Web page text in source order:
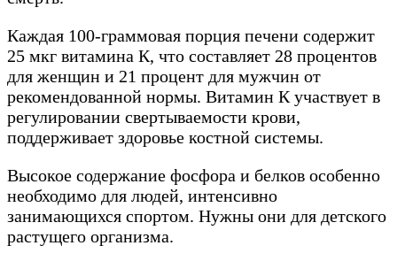
Каждая 100-граммовая порция печени содержит
25 мкг витамина К, что составляет 28 процентов
для женщин и 21 процент для мужчин от
рекомендованной нормы. Витамин К участвует в
регулировании свертываемости крови,
поддерживает здоровье костной системы.
Высокое содержание фосфора и белков особенно
необходимо для людей, интенсивно
занимающихся спортом. Нужны они для детского
растущего организма.